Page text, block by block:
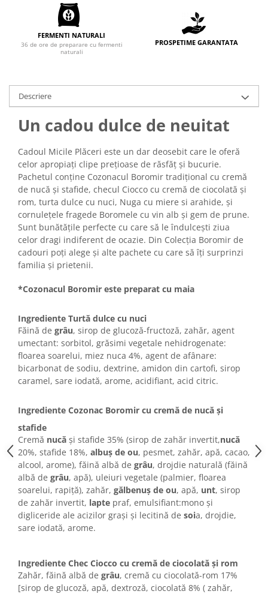
Biscuiti
Turta dulce de Sibiu
Croissant
Croissant Duofino
Croissant cu maia
Cornulete
Boromele
Cornulete fragede
Pasca
Pasca Fresh
Cereale
Chifle
Colaci festivi
Snack-uri sărate
Covrigi cu ulei de masline
Covrigi de Buzau
Crochete
Produse de gătit
Faina
Arpacas si pesmet
Malai
Produse congelate
Panificatie congelata
Patiserie congelata
Baton Cookie congelat
Cheesecake congelat
FERMENTI NATURALI
36 de ore de preparare cu fermenti
naturali
PROSPETIME GARANTATA
Descriere
Un cadou dulce de neuitat
Cadoul Micile Plăceri este un dar deosebit care le oferă
celor apropiați clipe prețioase de răsfăț și bucurie.
Pachetul conține Cozonacul Boromir tradițional cu cremă
de nucă și stafide, checul Ciocco cu cremă de ciocolată și
rom, turta dulce cu nuci, Nuga cu miere si arahide, și
cornulețele fragede Boromele cu vin alb și gem de prune.
Sunt bunătățile perfecte cu care să le îndulcești ziua
celor dragi indiferent de ocazie. Din Colecția Boromir de
cadouri poți alege și alte pachete cu care să îți surprinzi
familia și prietenii.
*Cozonacul Boromir este preparat cu maia
Ingrediente Turtă dulce cu nuci
Făină de grâu, sirop de glucoză-fructoză, zahăr, agent
umectant: sorbitol, grăsimi vegetale nehidrogenate:
floarea soarelui, miez nuca 4%, agent de afânare:
bicarbonat de sodiu, dextrine, amidon din cartofi, sirop
caramel, sare iodată, arome, acidifiant, acid citric.
Ingrediente Cozonac Boromir cu cremă de nucă și
stafide
Cremă nucă și stafide 35% (sirop de zahăr invertit,nucă
20%, stafide 18%, albuș de ou, pesmet, zahăr, apă, cacao,
alcool, arome), făină albă de grâu, drojdie naturală (făină
albă de grâu, apă), uleiuri vegetale (palmier, floarea
soarelui, rapiță), zahăr, gălbenuș de ou, apă, unt, sirop
de zahăr invertit, lapte praf, emulsifiant:mono și
digliceride ale acizilor grași și lecitină de soia, drojdie,
sare iodată, arome.
Ingrediente Chec Ciocco cu cremă de ciocolată și rom
Zahăr, făină albă de grâu, cremă cu ciocolată-rom 17%
[sirop de glucoză, apă, dextroză, ciocolată 8% ( zahăr,